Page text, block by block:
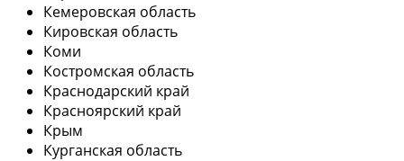
Кемеровская область
Кировская область
Коми
Костромская область
Краснодарский край
Красноярский край
Крым
Курганская область